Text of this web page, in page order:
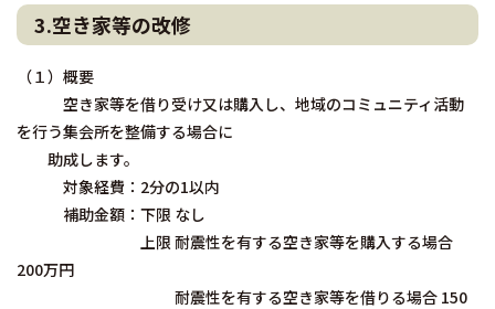
3.空き家等の改修
（１）概要
空き家等を借り受け又は購入し、地域のコミュニティ活動
を行う集会所を整備する場合に
助成します。
対象経費：2分の1以内
補助金額：下限 なし
上限 耐震性を有する空き家等を購入する場合
200万円
耐震性を有する空き家等を借りる場合 150